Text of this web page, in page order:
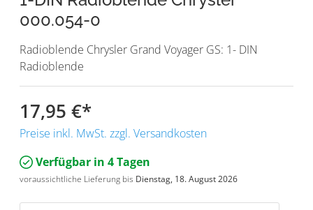
000.054-0
Radioblende Chrysler Grand Voyager GS: 1- DIN
Radioblende
17,95 €*
Preise inkl. MwSt. zzgl. Versandkosten
Verfügbar in 4 Tagen
voraussichtliche Lieferung bis Dienstag, 18. August 2026